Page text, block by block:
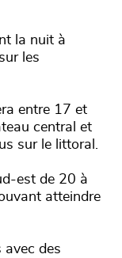
la nuit à
les
entre 17 et
central et
sur le littoral.
est de 20 à
atteindre
avec des